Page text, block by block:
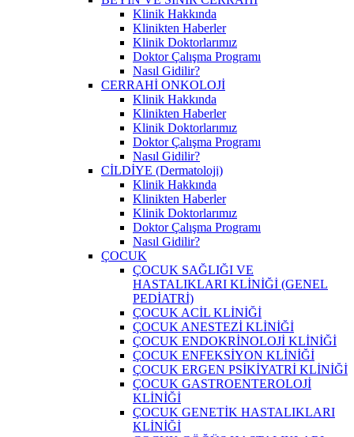
Klinik Hakkında
Klinikten Haberler
Klinik Doktorlarımız
Doktor Çalışma Programı
Nasıl Gidilir?
CERRAHİ ONKOLOJİ
Klinik Hakkında
Klinikten Haberler
Klinik Doktorlarımız
Doktor Çalışma Programı
Nasıl Gidilir?
CİLDİYE (Dermatoloji)
Klinik Hakkında
Klinikten Haberler
Klinik Doktorlarımız
Doktor Çalışma Programı
Nasıl Gidilir?
ÇOCUK
ÇOCUK SAĞLIĞI VE
HASTALIKLARI KLİNİĞİ (GENEL
PEDİATRİ)
ÇOCUK ACİL KLİNİĞİ
ÇOCUK ANESTEZİ KLİNİĞİ
ÇOCUK ENDOKRİNOLOJİ KLİNİĞİ
ÇOCUK ENFEKSİYON KLİNİĞİ
ÇOCUK ERGEN PSİKİYATRİ KLİNİĞİ
ÇOCUK GASTROENTEROLOJİ
KLİNİĞİ
ÇOCUK GENETİK HASTALIKLARI
KLİNİĞİ